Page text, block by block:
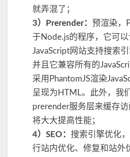
e
r
e
e
和
x
t
就弄混了；
3）Prerender： 预渲染，
于Node.js的程序，它可
JavaScript网站支持搜索引
并且它兼容所有的
采用PhantomJS渲染
呈现为HTML。此外，我
prerender服务层来缓存
将大大提高性能；
4）SEO： 搜索引擎优化
行站内优化、修复和站外